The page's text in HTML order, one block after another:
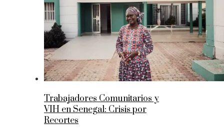
Trabajadores Comunitarios y
VIH en Senegal: Crisis por
Recortes